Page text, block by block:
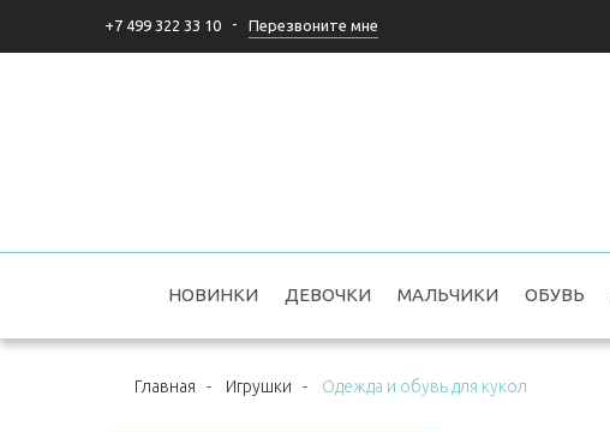
+7 499 322 33 10 - Перезвоните мне
НОВИНКИ ДЕВОЧКИ МАЛЬЧИКИ ОБУВЬ
Главная - Игрушки - Одежда и обувь для кукол